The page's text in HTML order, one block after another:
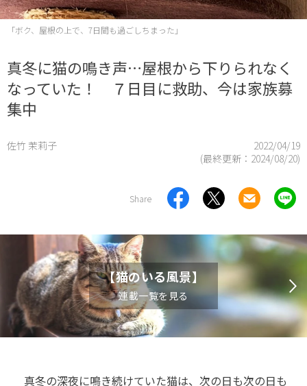
「ボク、屋根の上で、7日間も過ごしちまった」
真冬に猫の鳴き声…屋根から下りられなく
なっていた！ ７日目に救助、今は家族募
集中
佐竹 茉莉子
2022/04/19
(最終更新： 2024/08/20)
Share
【猫のいる風景】
連載一覧を見る
真冬の深夜に鳴き続けていた猫は、次の日も次の日も